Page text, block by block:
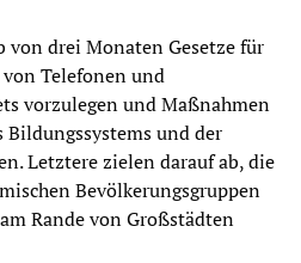
von drei Monaten Gesetze für
Telefonen und
vorzulegen und Maßnahmen
und der
Letztere zielen darauf ab, die
Bevölkerungsgruppen
Rande von Großstädten